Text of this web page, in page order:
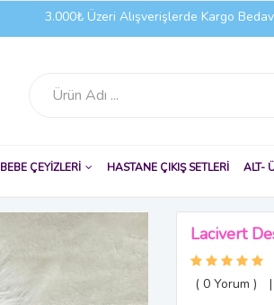
3.000₺ Üzeri Alışverişlerde Kargo
BEBE ÇEYİZLERİ HASTANE ÇIKIŞ SETLERİ ALT-
Lacivert
( 0 Yorum ) |